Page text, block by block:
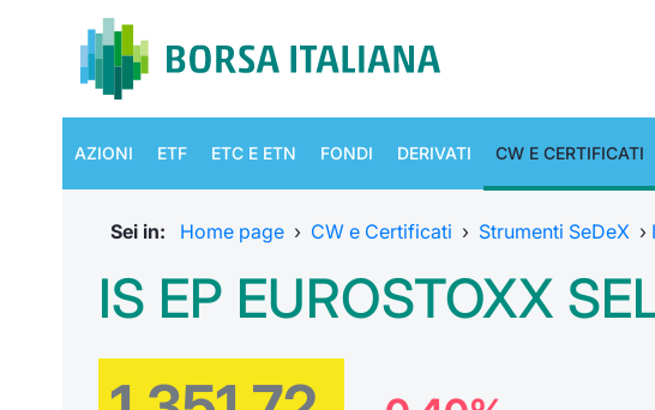
AZIONI ETF ETC E ETN FONDI DERIVATI CW E CERTIFICATI
Sei in: Home page › CW e Certificati › Strumenti SeDeX ›
IS EP EUROSTOXX